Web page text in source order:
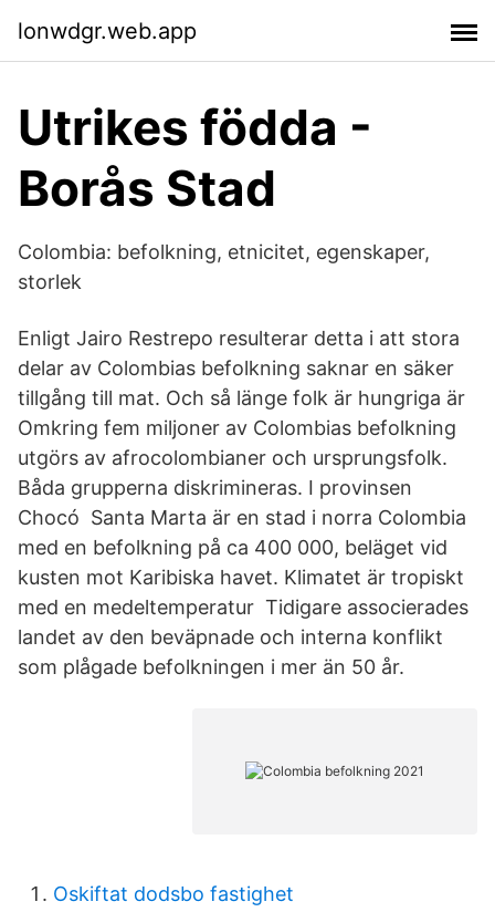
lonwdgr.web.app
Utrikes födda -
Borås Stad
Colombia: befolkning, etnicitet, egenskaper,
storlek
Enligt Jairo Restrepo resulterar detta i att stora
delar av Colombias befolkning saknar en säker
tillgång till mat. Och så länge folk är hungriga är
Omkring fem miljoner av Colombias befolkning
utgörs av afrocolombianer och ursprungsfolk.
Båda grupperna diskrimineras. I provinsen
Chocó Santa Marta är en stad i norra Colombia
med en befolkning på ca 400 000, beläget vid
kusten mot Karibiska havet. Klimatet är tropiskt
med en medeltemperatur Tidigare associerades
landet av den beväpnade och interna konflikt
som plågade befolkningen i mer än 50 år.
Oskiftat dodsbo fastighet